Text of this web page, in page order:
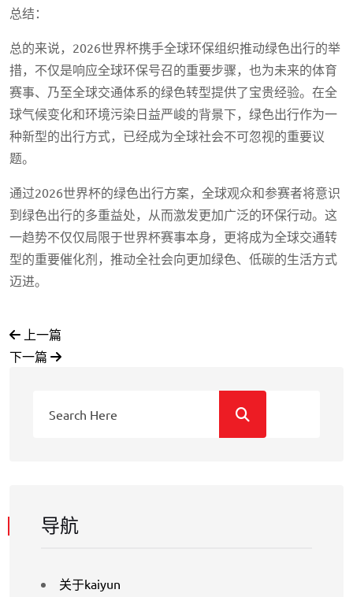
总结：
总的来说，2026世界杯携手全球环保组织推动绿色出行的举
措，不仅是响应全球环保号召的重要步骤，也为未来的体育
赛事、乃至全球交通体系的绿色转型提供了宝贵经验。在全
球气候变化和环境污染日益严峻的背景下，绿色出行作为一
种新型的出行方式，已经成为全球社会不可忽视的重要议
题。
通过2026世界杯的绿色出行方案，全球观众和参赛者将意识
到绿色出行的多重益处，从而激发更加广泛的环保行动。这
一趋势不仅仅局限于世界杯赛事本身，更将成为全球交通转
型的重要催化剂，推动全社会向更加绿色、低碳的生活方式
迈进。
上一篇
下一篇
导航
关于kaiyun